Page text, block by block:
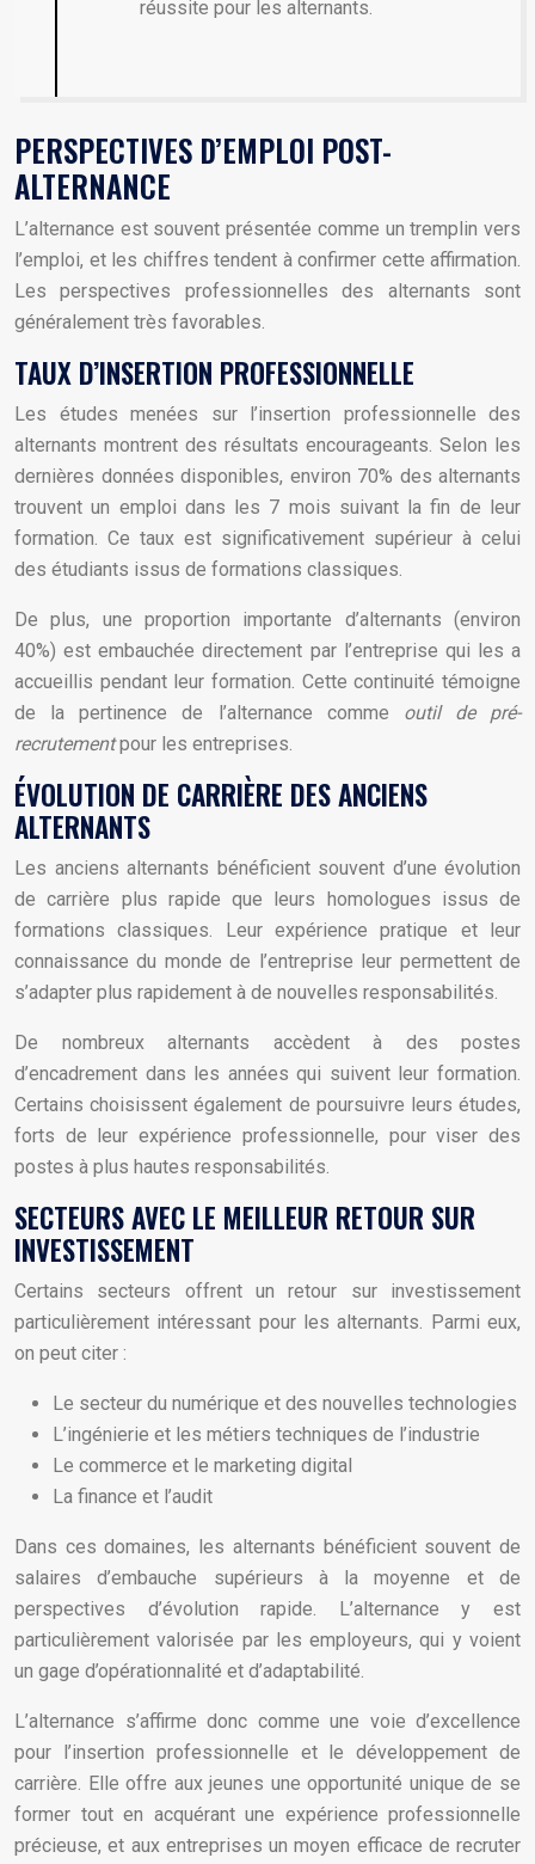
réussite pour les alternants.
PERSPECTIVES D’EMPLOI POST-
ALTERNANCE
L’alternance est souvent présentée comme un tremplin vers
l’emploi, et les chiffres tendent à confirmer cette affirmation.
Les perspectives professionnelles des alternants sont
généralement très favorables.
TAUX D’INSERTION PROFESSIONNELLE
Les études menées sur l’insertion professionnelle des
alternants montrent des résultats encourageants. Selon les
dernières données disponibles, environ 70% des alternants
trouvent un emploi dans les 7 mois suivant la fin de leur
formation. Ce taux est significativement supérieur à celui
des étudiants issus de formations classiques.
De plus, une proportion importante d’alternants (environ
40%) est embauchée directement par l’entreprise qui les a
accueillis pendant leur formation. Cette continuité témoigne
de la pertinence de l’alternance comme outil de pré-
recrutementpour les entreprises.
ÉVOLUTION DE CARRIÈRE DES ANCIENS
ALTERNANTS
Les anciens alternants bénéficient souvent d’une évolution
de carrière plus rapide que leurs homologues issus de
formations classiques. Leur expérience pratique et leur
connaissance du monde de l’entreprise leur permettent de
s’adapter plus rapidement à de nouvelles responsabilités.
De nombreux alternants accèdent à des postes
d’encadrement dans les années qui suivent leur formation.
Certains choisissent également de poursuivre leurs études,
forts de leur expérience professionnelle, pour viser des
postes à plus hautes responsabilités.
SECTEURS AVEC LE MEILLEUR RETOUR SUR
INVESTISSEMENT
Certains secteurs offrent un retour sur investissement
particulièrement intéressant pour les alternants. Parmi eux,
on peut citer :
Le secteur du numérique et des nouvelles technologies
L’ingénierie et les métiers techniques de l’industrie
Le commerce et le marketing digital
La finance et l’audit
Dans ces domaines, les alternants bénéficient souvent de
salaires d’embauche supérieurs à la moyenne et de
perspectives d’évolution rapide. L’alternance y est
particulièrement valorisée par les employeurs, qui y voient
un gage d’opérationnalité et d’adaptabilité.
L’alternance s’affirme donc comme une voie d’excellence
pour l’insertion professionnelle et le développement de
carrière. Elle offre aux jeunes une opportunité unique de se
former tout en acquérant une expérience professionnelle
précieuse, et aux entreprises un moyen efficace de recruter